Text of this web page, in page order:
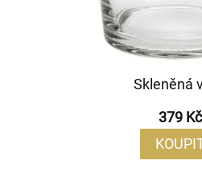
Skleněná
379 Kč